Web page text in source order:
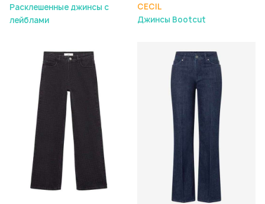
Расклешенные джинсы с
лейблами
CECIL
Джинсы Bootcut